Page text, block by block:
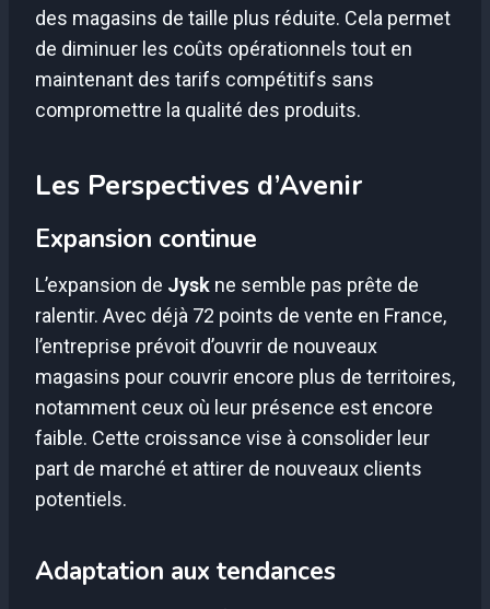
des magasins de taille plus réduite. Cela permet
de diminuer les coûts opérationnels tout en
maintenant des tarifs compétitifs sans
compromettre la qualité des produits.
Les Perspectives d’Avenir
Expansion continue
L’expansion de Jysk ne semble pas prête de
ralentir. Avec déjà 72 points de vente en France,
l’entreprise prévoit d’ouvrir de nouveaux
magasins pour couvrir encore plus de territoires,
notamment ceux où leur présence est encore
faible. Cette croissance vise à consolider leur
part de marché et attirer de nouveaux clients
potentiels.
Adaptation aux tendances